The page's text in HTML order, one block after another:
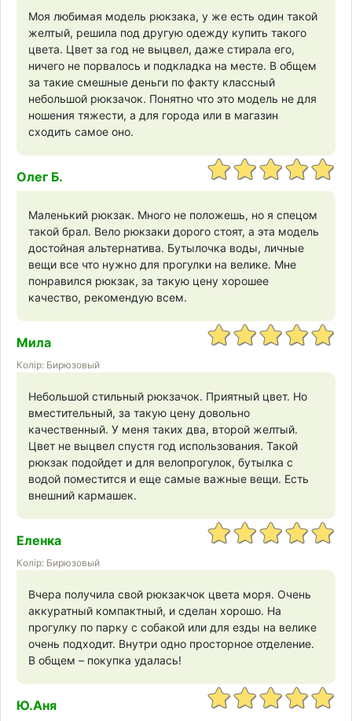
Моя любимая модель рюкзака, у же есть один такой
желтый, решила под другую одежду купить такого
цвета. Цвет за год не выцвел, даже стирала его,
ничего не порвалось и подкладка на месте. В общем
за такие смешные деньги по факту классный
небольшой рюкзачок. Понятно что это модель не для
ношения тяжести, а для города или в магазин
сходить самое оно.
Олег Б.
Маленький рюкзак. Много не положешь, но я спецом
такой брал. Вело рюкзаки дорого стоят, а эта модель
достойная альтернатива. Бутылочка воды, личные
вещи все что нужно для прогулки на велике. Мне
понравился рюкзак, за такую цену хорошее
качество, рекомендую всем.
Мила
Колір: Бирюзовый
Небольшой стильный рюкзачок. Приятный цвет. Но
вместительный, за такую цену довольно
качественный. У меня таких два, второй желтый.
Цвет не выцвел спустя год использования. Такой
рюкзак подойдет и для велопрогулок, бутылка с
водой поместится и еще самые важные вещи. Есть
внешний кармашек.
Еленка
Колір: Бирюзовый
Вчера получила свой рюкзакчок цвета моря. Очень
аккуратный компактный, и сделан хорошо. На
прогулку по парку с собакой или для езды на велике
очень подходит. Внутри одно просторное отделение.
В общем – покупка удалась!
Ю.Аня